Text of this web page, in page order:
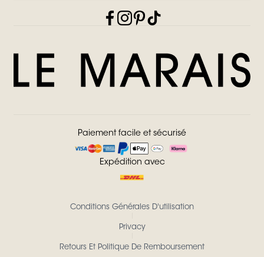
Paiement facile et sécurisé
Expédition avec
Conditions Générales D'utilisation
Privacy
Retours Et Politique De Remboursement